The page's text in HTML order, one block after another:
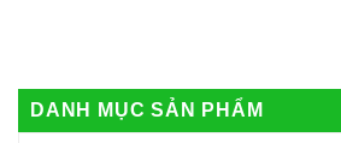
DANH MỤC SẢN PHẨM